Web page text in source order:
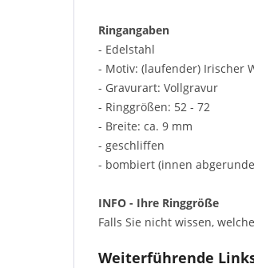
Ringangaben
- Edelstahl
- Motiv: (laufender) Irischer
- Gravurart: Vollgravur
- Ringgrößen: 52 - 72
- Breite: ca. 9 mm
- geschliffen
- bombiert (innen
INFO - Ihre Ringgröße
Falls Sie nicht wissen,
Weiterführende